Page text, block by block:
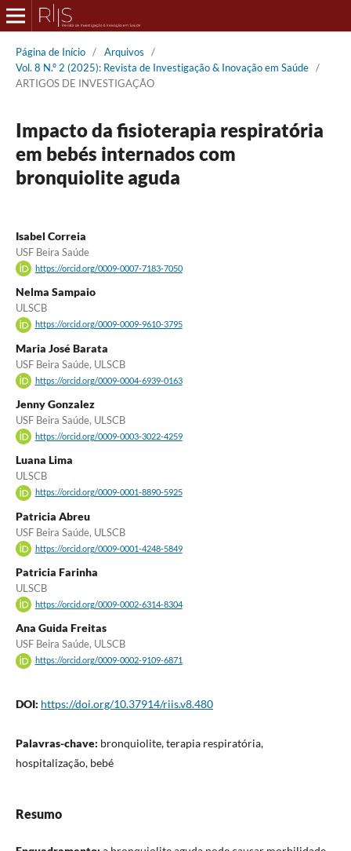
Página de Início / Arquivos
/
Vol. 8 N.º 2 (2025): Revista de Investigação & Inovação em Saúde /
ARTIGOS DE INVESTIGAÇÃO
Impacto da fisioterapia respiratória
em bebés internados com
bronquiolite aguda
Isabel Correia
USF Beira Saúde
https://orcid.org/0009-0007-7183-7050
Nelma Sampaio
ULSCB
https://orcid.org/0009-0009-9610-3795
Maria José Barata
USF Beira Saúde, ULSCB
https://orcid.org/0009-0004-6939-0163
Jenny Gonzalez
USF Beira Saúde, ULSCB
https://orcid.org/0009-0003-3022-4259
Luana Lima
ULSCB
https://orcid.org/0009-0001-8890-5925
Patricia Abreu
USF Beira Saúde, ULSCB
https://orcid.org/0009-0001-4248-5849
Patricia Farinha
ULSCB
https://orcid.org/0009-0002-6314-8304
Ana Guida Freitas
USF Beira Saúde, ULSCB
https://orcid.org/0009-0002-9109-6871
DOI: https://doi.org/10.37914/riis.v8.480
Palavras-chave: bronquiolite, terapia respiratória,
hospitalização, bebé
Resumo